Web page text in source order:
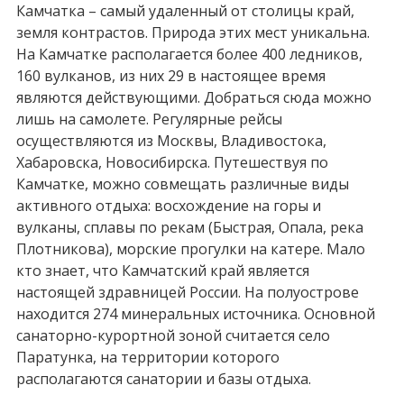
Камчатка – самый удаленный от столицы край,
земля контрастов. Природа этих мест уникальна.
На Камчатке располагается более 400 ледников,
160 вулканов, из них 29 в настоящее время
являются действующими. Добраться сюда можно
лишь на самолете. Регулярные рейсы
осуществляются из Москвы, Владивостока,
Хабаровска, Новосибирска. Путешествуя по
Камчатке, можно совмещать различные виды
активного отдыха: восхождение на горы и
вулканы, сплавы по рекам (Быстрая, Опала, река
Плотникова), морские прогулки на катере. Мало
кто знает, что Камчатский край является
настоящей здравницей России. На полуострове
находится 274 минеральных источника. Основной
санаторно-курортной зоной считается село
Паратунка, на территории которого
располагаются санатории и базы отдыха.